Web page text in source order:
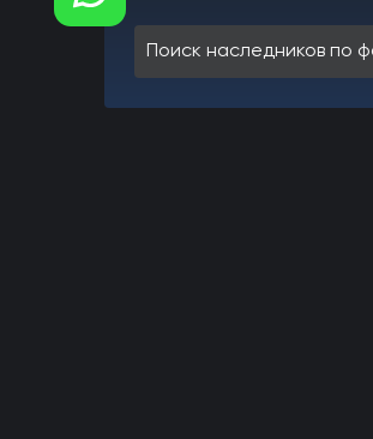
Поиск наследников по